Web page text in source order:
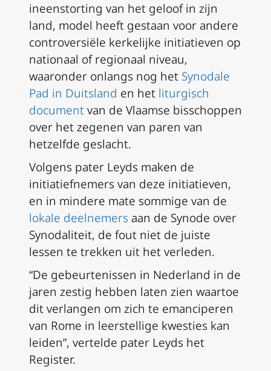
ineenstorting van het geloof in zijn
land, model heeft gestaan voor andere
controversiële kerkelijke initiatieven op
nationaal of regionaal niveau,
waaronder onlangs nog het Synodale
Pad in Duitsland en het liturgisch
documentvan de Vlaamse bisschoppen
over het zegenen van paren van
hetzelfde geslacht.
Volgens pater Leyds maken de
initiatiefnemers van deze initiatieven,
en in mindere mate sommige van de
lokale deelnemers aan de Synode over
Synodaliteit, de fout niet de juiste
lessen te trekken uit het verleden.
“De gebeurtenissen in Nederland in de
jaren zestig hebben laten zien waartoe
dit verlangen om zich te emanciperen
van Rome in leerstellige kwesties kan
leiden”, vertelde pater Leyds het
Register.